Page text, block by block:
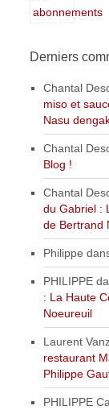
Derniers
Chantal
miso et
Nasu
Chantal
Blog !
Chantal
du Gabriel :
de Bertrand
Philippe
PHILIPPE
: La Haute
Noeureuil
Laurent
restaurant
Philippe
PHILIPPE